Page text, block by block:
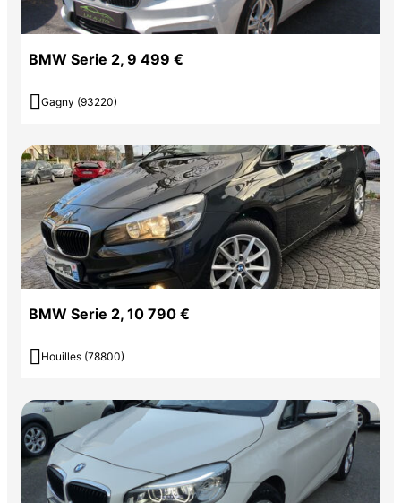
BMW Serie 2, 9 499 €
 Gagny (93220)
BMW Serie 2, 10 790 €
 Houilles (78800)